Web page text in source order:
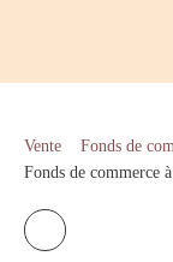
Vente Fonds de
Fonds de commerce